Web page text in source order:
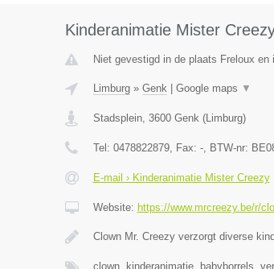
Kinderanimatie Mister
Niet gevestigd in de plaats Freloux en
Limburg» Genk| Google maps ▼
Stadsplein, 3600 Genk(Limburg)
Tel: 0478822879, Fax: -, BTW-nr:
E-mail › Kinderanimatie Mister Creezy
Website: https://www.mrcreezy.be/r/
Clown Mr. Creezy verzorgt diverse
clown, kinderanimatie, babyborrels,